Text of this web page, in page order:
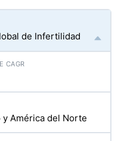
de Infertilidad
y América del Norte